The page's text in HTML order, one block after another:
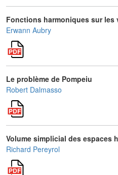
Fonctions harmoniques sur les
Erwann Aubry
Le problème de Pompeiu
Robert Dalmasso
Volume simplicial des espaces
Richard Pereyrol